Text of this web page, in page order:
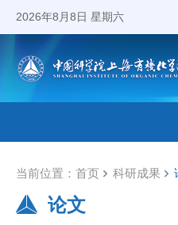
2026年8月8日 星期六
当前位置： 首页 科研成果
论文